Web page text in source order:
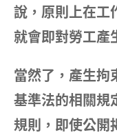
說，原則上在工
就會即對勞工產
當然了，產生拘
基準法的相關規
規則，即使公開